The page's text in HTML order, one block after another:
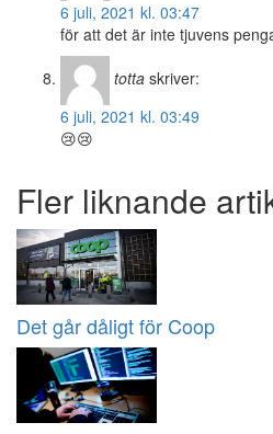
6 juli, 2021 kl. 03:47
för att det är inte tjuvens
totta skriver:
6 juli, 2021 kl. 03:49
😢😢
Fler liknande
Det går dåligt för Coop